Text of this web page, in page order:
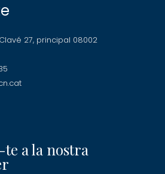
27, principal 08002
a la nostra